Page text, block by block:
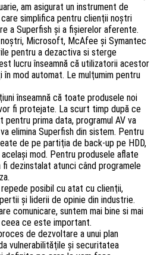
am asigurat un instrument de
simplifica pentru clienţii noştri
a Superfish şi a fişierelor aferente.
Microsoft, McAfee şi Symantec
pentru a dezactiva si sterge
lucru înseamnă că utilizatorii acestor
mod automat. Le mulţumim pentru
înseamnă că toate produsele noi
fi protejate. La scurt timp după ce
prima data, programul AV va
elimina Superfish din sistem. Pentru
de pe partiţia de back-up pe HDD,
mod. Pentru produsele aflate
fi dezinstalat atunci când programele
posibil cu atat cu clienţii,
şi liderii de opinie din industrie.
comunicare, suntem mai bine si mai
ce este important.
de dezvoltare a unui plan
vulnerabilităţile şi securitatea